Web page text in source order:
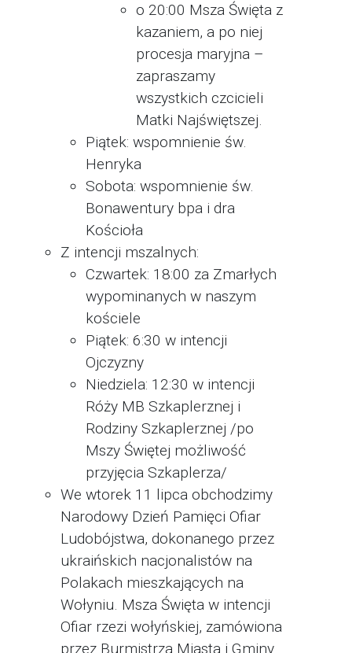
o 20:00 Msza Święta z
kazaniem, a po niej
procesja maryjna –
zapraszamy
wszystkich czcicieli
Matki Najświętszej.
Piątek: wspomnienie św.
Henryka
Sobota: wspomnienie św.
Bonawentury bpa i dra
Kościoła
Z intencji mszalnych:
Czwartek: 18:00 za Zmarłych
wypominanych w naszym
kościele
Piątek: 6:30 w intencji
Ojczyzny
Niedziela: 12:30 w intencji
Róży MB Szkaplerznej i
Rodziny Szkaplerznej /po
Mszy Świętej możliwość
przyjęcia Szkaplerza/
We wtorek 11 lipca obchodzimy
Narodowy Dzień Pamięci Ofiar
Ludobójstwa, dokonanego przez
ukraińskich nacjonalistów na
Polakach mieszkających na
Wołyniu. Msza Święta w intencji
Ofiar rzezi wołyńskiej, zamówiona
przez Burmistrza Miasta i Gminy